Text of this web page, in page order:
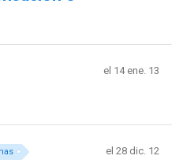
el 14 ene. 13
el 28 dic. 12